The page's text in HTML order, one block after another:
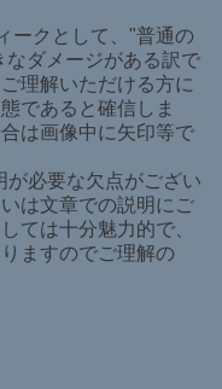
ークとして、"普通の
なダメージがある訳で
理解いただける方に
であると確信しま
は画像中に矢印等で
必要な欠点がござい
は文章での説明にご
ては十分魅力的で、
ますのでご理解の